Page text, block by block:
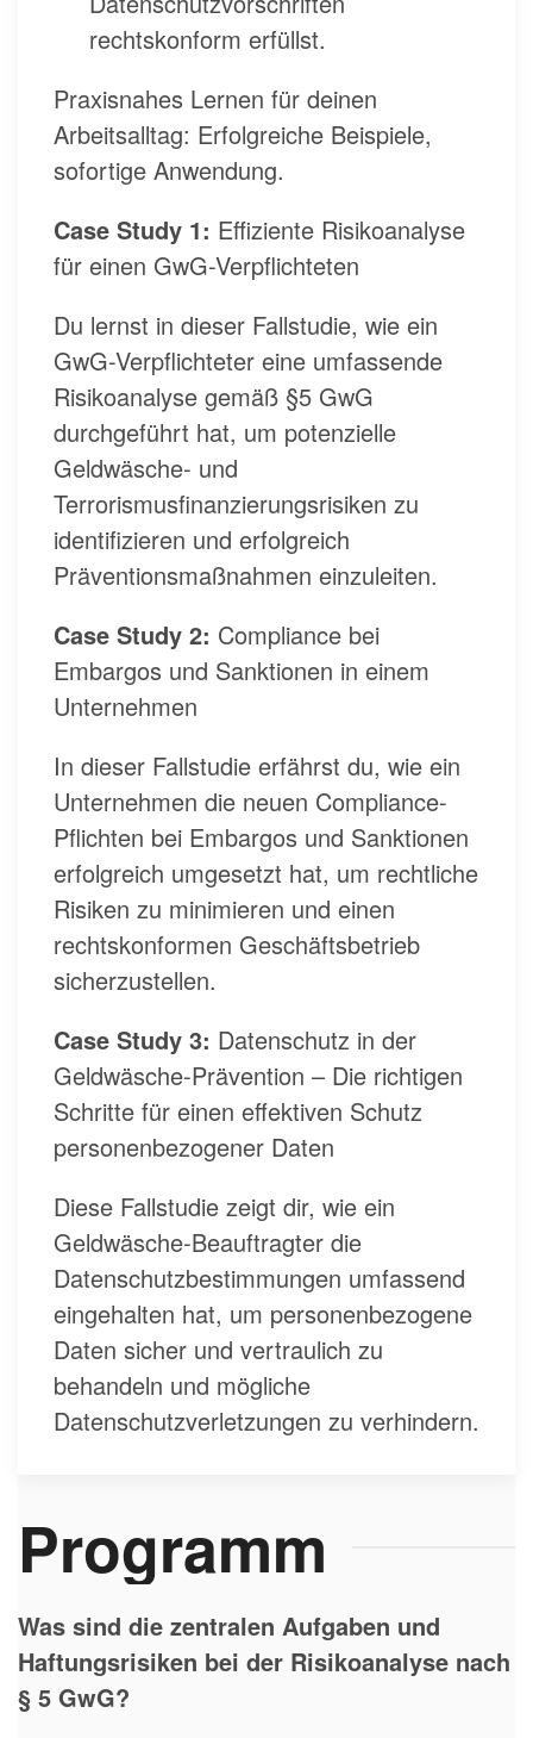
rechtskonform erfüllst.
Praxisnahes Lernen für deinen
Arbeitsalltag: Erfolgreiche Beispiele,
sofortige Anwendung.
Case Study 1: Effiziente Risikoanalyse
für einen GwG-Verpflichteten
Du lernst in dieser Fallstudie, wie ein
GwG-Verpflichteter eine umfassende
Risikoanalyse gemäß §5 GwG
durchgeführt hat, um potenzielle
Geldwäsche- und
Terrorismusfinanzierungsrisiken zu
identifizieren und erfolgreich
Präventionsmaßnahmen einzuleiten.
Case Study 2: Compliance bei
Embargos und Sanktionen in einem
Unternehmen
In dieser Fallstudie erfährst du, wie ein
Unternehmen die neuen Compliance-
Pflichten bei Embargos und Sanktionen
erfolgreich umgesetzt hat, um rechtliche
Risiken zu minimieren und einen
rechtskonformen Geschäftsbetrieb
sicherzustellen.
Case Study 3: Datenschutz in der
Geldwäsche-Prävention – Die richtigen
Schritte für einen effektiven Schutz
personenbezogener Daten
Diese Fallstudie zeigt dir, wie ein
Geldwäsche-Beauftragter die
Datenschutzbestimmungen umfassend
eingehalten hat, um personenbezogene
Daten sicher und vertraulich zu
behandeln und mögliche
Datenschutzverletzungen zu verhindern.
Programm
Was sind die zentralen Aufgaben und
Haftungsrisiken bei der Risikoanalyse nach
§ 5 GwG?